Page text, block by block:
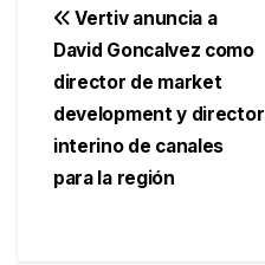
Navegación
de
entradas
Vertiv anuncia a
David Goncalvez como
director de market
development y director
interino de canales
para la región